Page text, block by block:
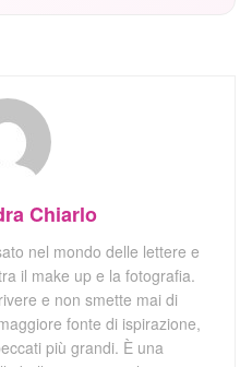
Chiarlo
nel mondo delle lettere e
il make up e la fotografia.
e non smette mai di
fonte di ispirazione,
più grandi. È una